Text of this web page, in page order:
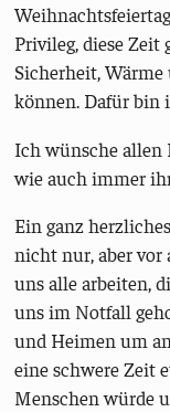
Privileg, diese Zeit
Sicherheit,
können. Dafür bin
Ich wünsche allen
wie auch immer
Ein ganz
nicht nur, aber vor
uns alle arbeiten,
uns im Notfall
und Heimen um
eine schwere Zeit
Menschen würde